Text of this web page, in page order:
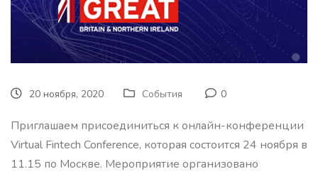
20 ноября, 2020 События 0
Приглашаем присоединиться к онлайн-конференции
Virtual Fintech Conference, которая состоится 24 ноября в
11.15 по Москве. Мероприятие организовано